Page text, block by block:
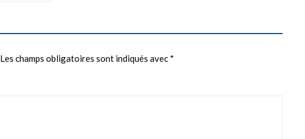
Les champs obligatoires sont indiqués avec *